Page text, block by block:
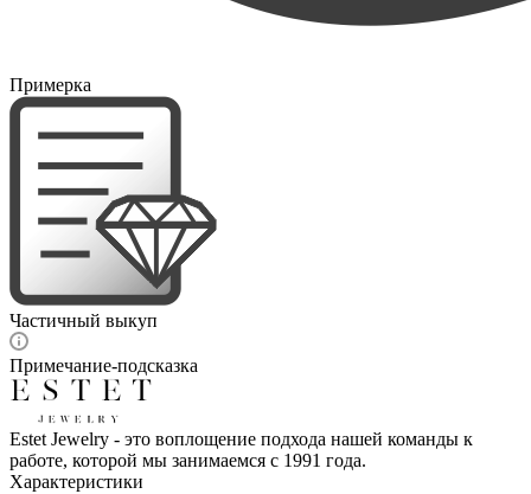
Примерка
Частичный выкуп
Примечание-подсказка
Estet Jewelry - это воплощение подхода нашей команды к
работе, которой мы занимаемся с 1991 года.
Характеристики